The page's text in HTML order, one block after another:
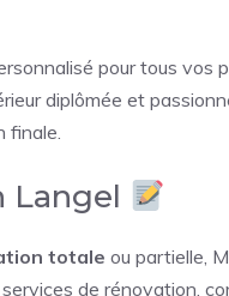
pour tous vos
diplômée et
finale.
Langel
totale ou partielle,
de rénovation,